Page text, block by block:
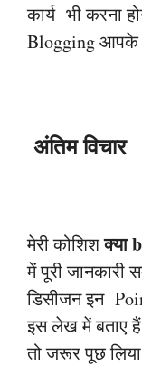
कार्य भी करना
Blogging आपके
अंतिम विचार
मेरी कोशिशक्या
में पूरी
डिसीजन इन
इस लेख में बताए
तो जरूर पूछ